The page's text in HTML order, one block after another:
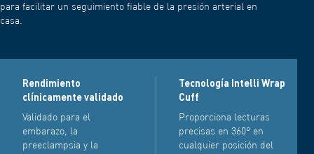
para facilitar un seguimiento fiable de la presión arterial en
casa.
Rendimiento
clínicamente validado
Validado para el
embarazo, la
preeclampsia y la
Tecnología Intelli Wrap
Cuff
Proporciona lecturas
precisas en 360° en
cualquier posición del